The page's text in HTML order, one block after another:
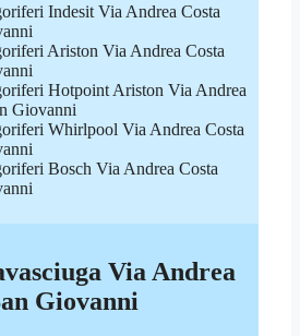
Indesit Via Andrea Costa
Ariston Via Andrea Costa
Hotpoint Ariston Via Andrea
Giovanni
Whirlpool Via Andrea Costa
Bosch Via Andrea Costa
Via Andrea
Giovanni